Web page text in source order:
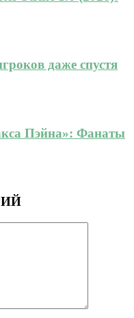
даже спустя
Пэйна»: Фанаты